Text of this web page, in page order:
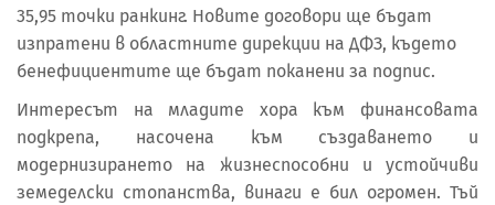
35,95 точки ранкинг. Новите договори ще бъдат
изпратени в областните дирекции на ДФЗ, където
бенефициентите ще бъдат поканени за подпис.
Интересът на младите хора към финансовата
подкрепа, насочена към създаването и
модернизирането на жизнеспособни и устойчиви
земеделски стопанства, винаги е бил огромен. Тъй